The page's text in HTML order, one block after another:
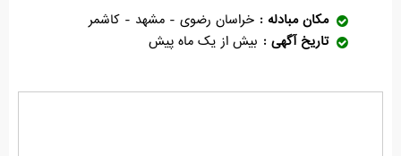
مکان مبادله
خراسان رضوی - مشهد - کاشمر
تاریخ آگهی
بیش از یک ماه پیش